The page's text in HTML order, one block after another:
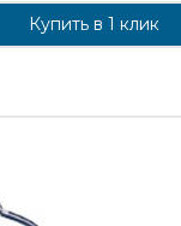
Купить в 1 клик